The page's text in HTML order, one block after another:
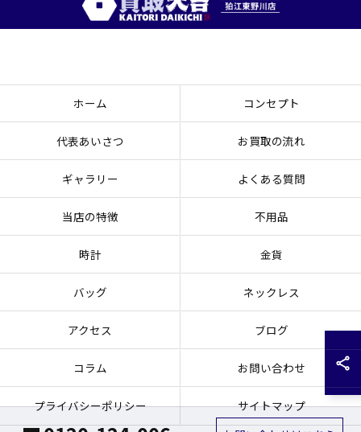
ホーム コンセプト
代表あいさつ お買取の流れ
ギャラリー よくある質問
当店の特徴 不用品
時計 金貨
バッグ ネックレス
アクセス ブログ
コラム お問い合わせ
プライバシーポリシー サイトマップ